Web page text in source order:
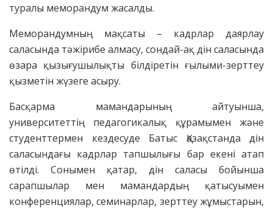
туралы меморандум жасалды.
Меморандумның мақсаты – кадрлар даярлау
саласында тәжірибе алмасу, сондай-ақ дін саласында
өзара қызығушылықты білдіретін ғылыми-зерттеу
қызметін жүзеге асыру.
Басқарма мамандарының айтуынша,
университеттің педагогикалық құрамымен және
студенттермен кездесуде Батыс Қазақстанда дін
саласындағы кадрлар тапшылығы бар екені атап
өтілді. Сонымен қатар, дін саласы бойынша
сарапшылар мен мамандардың қатысуымен
конференциялар, семинарлар, зерттеу жұмыстарын,